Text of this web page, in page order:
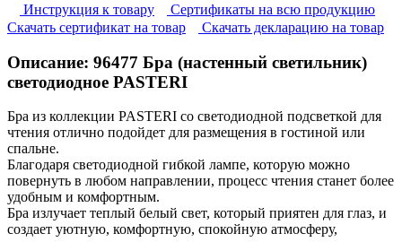
Инструкция к товару
Сертификаты на всю продукцию
Cкачать сертификат на товар
Cкачать декларацию на товар
Описание: 96477 Бра (настенный светильник)
светодиодное PASTERI
Бра из коллекции PASTERI cо светодиодной подсветкой для
чтения отлично подойдет для размещения в гостиной или
спальне.
Благодаря светодиодной гибкой лампе, которую можно
повернуть в любом направлении, процесс чтения станет более
удобным и комфортным.
Бра излучает теплый белый свет, который приятен для глаз, и
создает уютную, комфортную, спокойную атмосферу,